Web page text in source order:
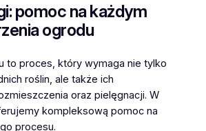
pomoc na każdym
ogrodu
to proces, który wymaga nie tylko
roślin, ale także ich
oraz pielęgnacji. W
kompleksową pomoc na
procesu.